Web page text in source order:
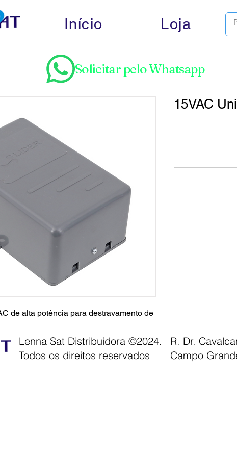
Início Loja
Solicitar pelo Whatsapp
de alta potência para destravamento de
15VAC
Lenna Sat Distribuidora ©2024.
Todos os direitos reservados
R. Dr.
Campo